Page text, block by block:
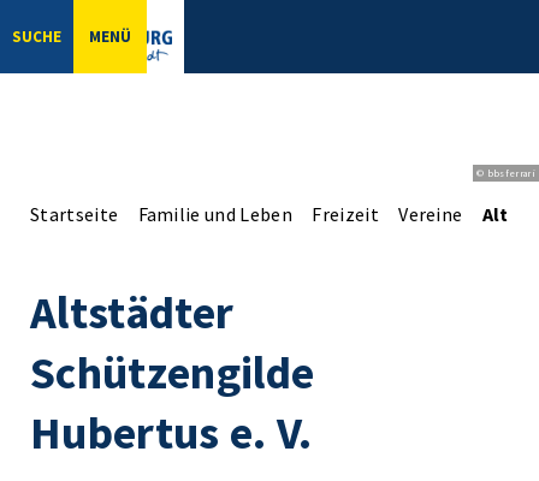
SUCHE MENÜ
© bbsferrari
Startseite Familie und Leben Freizeit Vereine
Altstädter
Schützengilde
Hubertus e. V.